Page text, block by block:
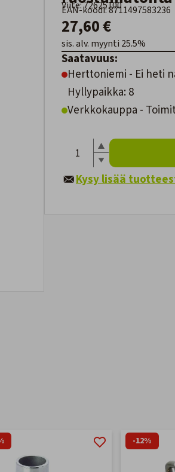
Viite: 72625100
EAN-koodi: 8711497583236
27,60 €
sis. alv. myynti 25.5%
Saatavuus:
Herttoniemi - Ei heti
Hyllypaikka: 8
Verkkokauppa -
Kysy lisää
-12%